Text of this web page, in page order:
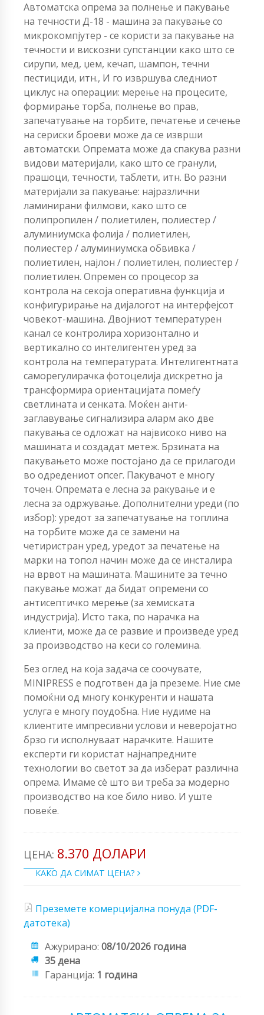
Автоматска опрема за полнење и пакување
на течности Д-18 - машина за пакување со
микрокомпјутер - се користи за пакување на
течности и вискозни супстанции како што се
сирупи, мед, џем, кечап, шампон, течни
пестициди, итн., И го извршува следниот
циклус на операции: мерење на процесите,
формирање торба, полнење во прав,
запечатување на торбите, печатење и сечење
на сериски броеви може да се изврши
автоматски. Опремата може да спакува разни
видови материјали, како што се гранули,
прашоци, течности, таблети, итн. Во разни
материјали за пакување: најразлични
ламинирани филмови, како што се
полипропилен / полиетилен, полиестер /
алуминиумска фолија / полиетилен,
полиестер / алуминиумска обвивка /
полиетилен, најлон / полиетилен, полиестер /
полиетилен. Опремен со процесор за
контрола на секоја оперативна функција и
конфигурирање на дијалогот на интерфејсот
човекот-машина. Двојниот температурен
канал се контролира хоризонтално и
вертикално со интелигентен уред за
контрола на температурата. Интелигентната
саморегулирачка фотоцелија дискретно ја
трансформира ориентацијата помеѓу
светлината и сенката. Моќен анти-
заглавување сигнализира аларм ако две
пакувања се одложат на највисоко ниво на
машината и создадат метеж. Брзината на
пакувањето може постојано да се прилагоди
во одредениот опсег. Пакувачот е многу
точен. Опремата е лесна за ракување и е
лесна за одржување. Дополнителни уреди (по
избор): уредот за запечатување на топлина
на торбите може да се замени на
четиристран уред, уредот за печатење на
марки на топол начин може да се инсталира
на врвот на машината. Машините за течно
пакување можат да бидат опремени со
антисептичко мерење (за хемиската
индустрија). Исто така, по нарачка на
клиенти, може да се развие и произведе уред
за производство на кеси со големина.
Без оглед на која задача се соочувате,
MINIPRESS е подготвен да ја преземе. Ние сме
помоќни од многу конкуренти и нашата
услуга е многу поудобна. Ние нудиме на
клиентите импресивни услови и неверојатно
брзо ги исполнуваат нарачките. Нашите
експерти ги користат најнапредните
технологии во светот за да изберат различна
опрема. Имаме сè што ви треба за модерно
производство на кое било ниво. И уште
повеќе.
ЦЕНА: 8.370 ДОЛАРИ
КАКО ДА СИМАТ ЦЕНА?
Преземете комерцијална понуда (PDF-
датотека)
Ажурирано: 08/10/2026 година
35 дена
Гаранција: 1 година